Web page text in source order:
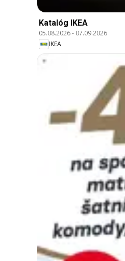
Katalóg IKEA
05.08.2026- 07.09.2026
IKEA